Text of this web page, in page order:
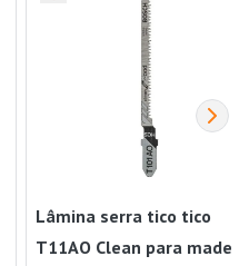
Lâmina serra tico tico
T11AO Clean para